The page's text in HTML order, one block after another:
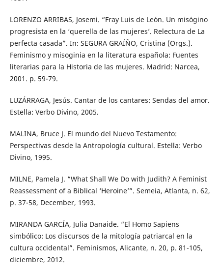
LORENZO ARRIBAS, Josemi. “Fray Luis de León. Un misógino
progresista en la ‘querella de las mujeres’. Relectura de La
perfecta casada”. In: SEGURA GRAÍÑO, Cristina (Orgs.).
Feminismo y misoginia en la literatura española: Fuentes
literarias para la Historia de las mujeres. Madrid: Narcea,
2001. p. 59-79.
LUZÁRRAGA, Jesús. Cantar de los cantares: Sendas del amor.
Estella: Verbo Divino, 2005.
MALINA, Bruce J. El mundo del Nuevo Testamento:
Perspectivas desde la Antropología cultural. Estella: Verbo
Divino, 1995.
MILNE, Pamela J. “What Shall We Do with Judith? A Feminist
Reassessment of a Biblical ‘Heroine’”. Semeia, Atlanta, n. 62,
p. 37-58, December, 1993.
MIRANDA GARCÍA, Julia Danaide. “El Homo Sapiens
simbólico: Los discursos de la mitología patriarcal en la
cultura occidental”. Feminismos, Alicante, n. 20, p. 81-105,
diciembre, 2012.